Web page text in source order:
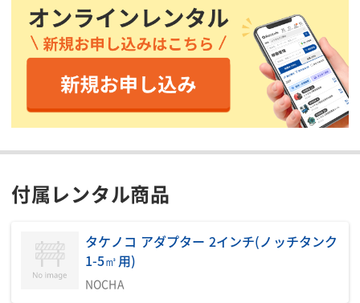
重による分離の性質を利用し、水の流れを下から潜らせることに
より油分が次の槽へ流れ込むことをある程度抑制できます。
付属品 :入口と出口をフタorタケノコ各種からお選びいただけま
す。(※タケノコ各種は別途レンタル品です。)
■ノッチタンク（鉄）一覧
下記ご参照下さい。
付属レンタル商品
タケノコ アダプター 2インチ(ノッチタンク
1-5㎥用)
NOCHA